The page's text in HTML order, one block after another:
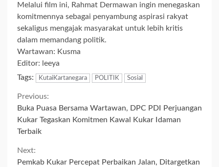
Melalui film ini, Rahmat Dermawan ingin menegaskan
komitmennya sebagai penyambung aspirasi rakyat
sekaligus mengajak masyarakat untuk lebih kritis
dalam memandang politik.
Wartawan: Kusma
Editor: leeya
Tags:
KutaiKartanegara POLITIK Sosial
Continue
Reading
Previous:
Buka Puasa Bersama Wartawan, DPC PDI Perjuangan
Kukar Tegaskan Komitmen Kawal Kukar Idaman
Terbaik
Next:
Pemkab Kukar Percepat Perbaikan Jalan, Ditargetkan